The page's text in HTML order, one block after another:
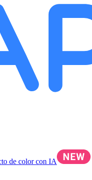
de color con IA